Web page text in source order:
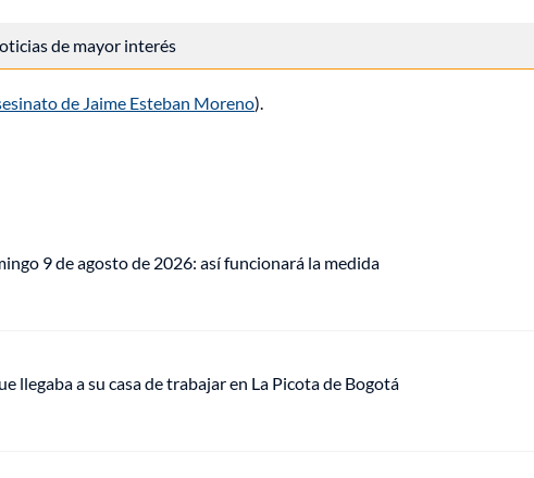
de mayor interés
de Jaime Esteban Moreno).
9 de agosto de 2026: así funcionará la medida
llegaba a su casa de trabajar en La Picota de Bogotá